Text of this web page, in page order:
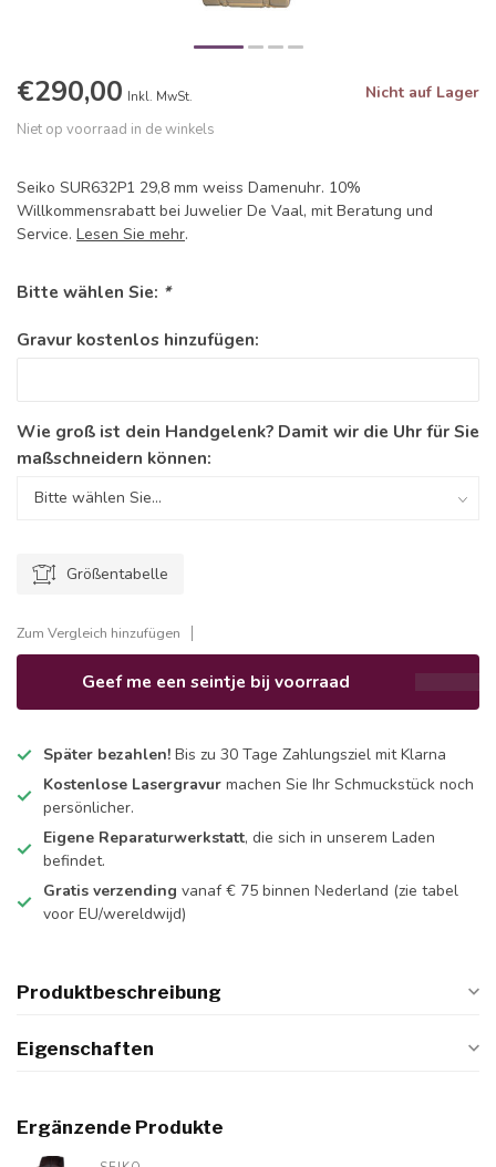
€290,00 Inkl. MwSt. Nicht auf Lager
Niet op voorraad in de winkels
Seiko SUR632P1 29,8 mm weiss Damenuhr. 10%
Willkommensrabatt bei Juwelier De Vaal, mit Beratung und
Service. Lesen Sie mehr.
Bitte wählen Sie: *
Gravur kostenlos hinzufügen:
Wie groß ist dein Handgelenk? Damit wir die Uhr für Sie
maßschneidern können:
Größentabelle
Zum Vergleich hinzufügen
Geef me een seintje bij voorraad
Später bezahlen! Bis zu 30 Tage Zahlungsziel mit Klarna
Kostenlose Lasergravur machen Sie Ihr Schmuckstück noch
persönlicher.
Eigene Reparaturwerkstatt, die sich in unserem Laden
befindet.
Gratis verzending vanaf € 75 binnen Nederland (zie tabel
voor EU/wereldwijd)
Produktbeschreibung
Eigenschaften
Ergänzende Produkte